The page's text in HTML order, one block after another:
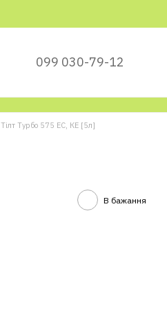
099 030-79-12
Тілт Турбо 575 EC, КЕ [5л]
В бажання